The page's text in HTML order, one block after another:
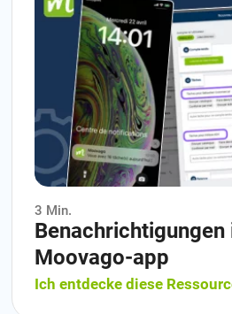
3 Min.
Benachrichtigungen
Moovago-app
Ich entdecke diese